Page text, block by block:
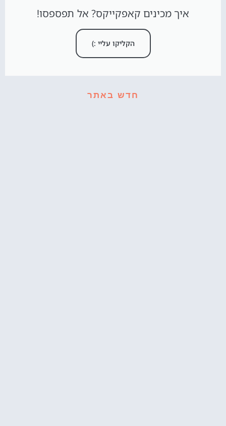
איך מכינים קאפקייקס? אל תפספסו!
הקליקו עליי :)
חדש באתר